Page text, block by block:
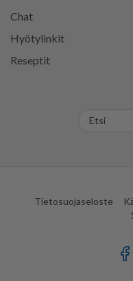
Chat
Hyötylinkit
Reseptit
Tietosuojaseloste